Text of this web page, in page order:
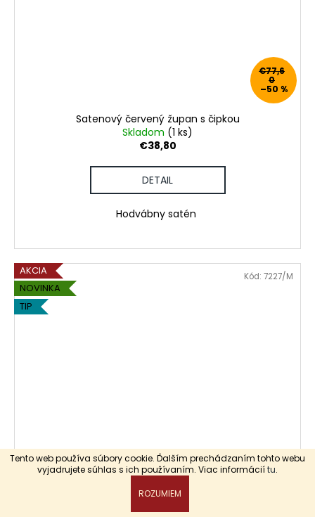
Tento web používa súbory cookie. Ďalším prechádzaním tohto webu
vyjadrujete súhlas s ich používaním. Viac informáciítu.
ROZUMIEM
€77,6
0
–50 %
Satenový červený župan s čipkou
Skladom (1 ks)
€38,80
DETAIL
Hodvábny satén
AKCIA
NOVINKA
TIP
Dámsky bavlnený župan
Kód: 7227/M